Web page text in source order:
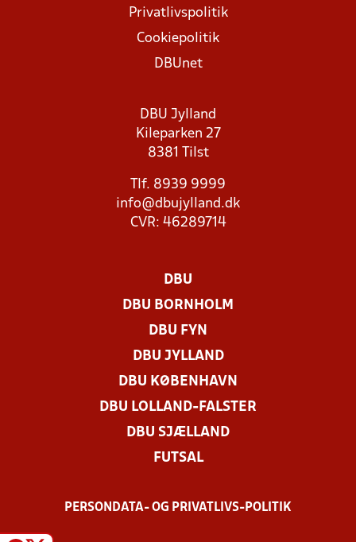
Privatlivspolitik
Cookiepolitik
DBUnet
DBU Jylland
Kileparken 27
8381 Tilst
Tlf. 8939 9999
info@dbujylland.dk
CVR: 46289714
DBU
DBU BORNHOLM
DBU FYN
DBU JYLLAND
DBU KØBENHAVN
DBU LOLLAND-FALSTER
DBU SJÆLLAND
FUTSAL
PERSONDATA- OG PRIVATLIVS-POLITIK